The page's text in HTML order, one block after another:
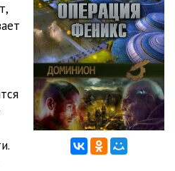
1:06:39
58:54
1:00:39
1:13:36
57:50